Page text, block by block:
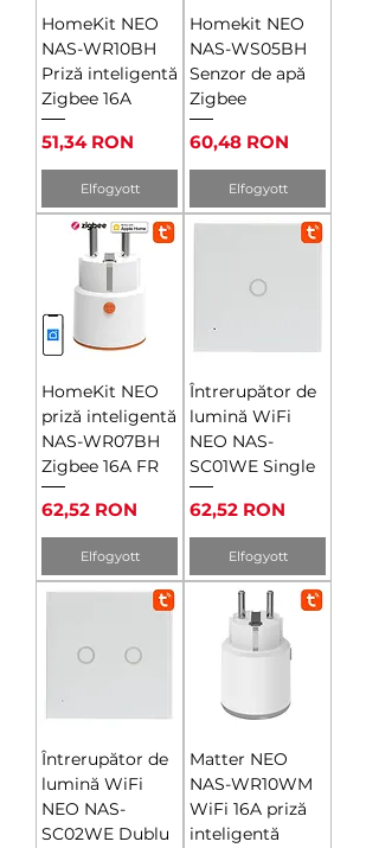
HomeKit NEO
NAS-WR10BH
Priză inteligentă
Zigbee 16A
Ár
51,34 RON
Elfogyott
Homekit NEO
NAS-WS05BH
Senzor de apă
Zigbee
Ár
60,48 RON
Elfogyott
HomeKit NEO
priză inteligentă
NAS-WR07BH
Zigbee 16A FR
Ár
62,52 RON
Elfogyott
Întrerupător de
lumină WiFi
NEO NAS-
SC01WE Single
Ár
62,52 RON
Elfogyott
Întrerupător de
lumină WiFi
NEO NAS-
SC02WE Dublu
Matter NEO
NAS-WR10WM
WiFi 16A priză
inteligentă